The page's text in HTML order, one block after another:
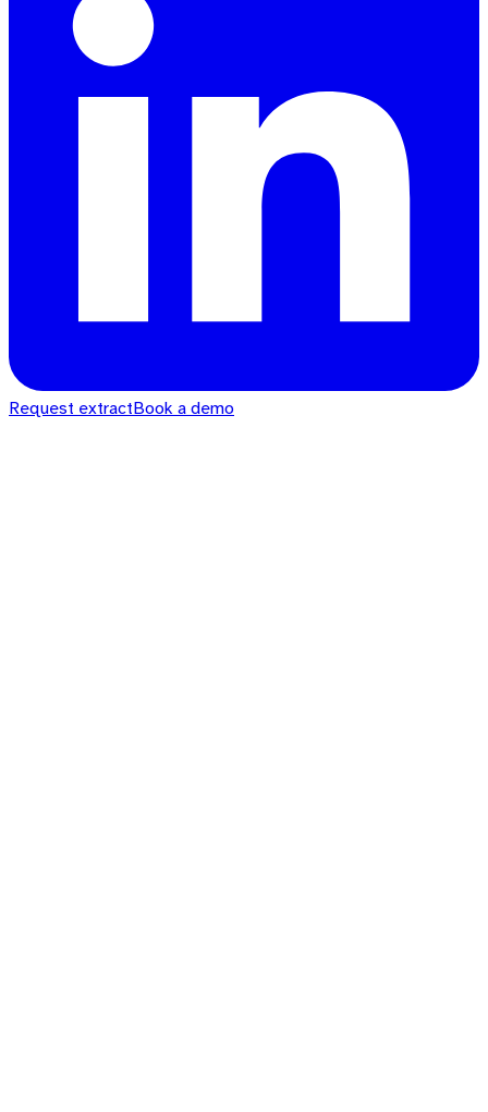
Request extractBook a demo